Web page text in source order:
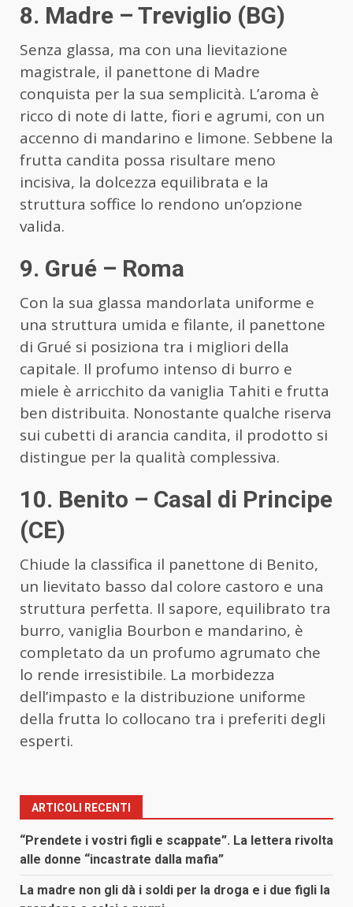
8. Madre – Treviglio (BG)
Senza glassa, ma con una lievitazione
magistrale, il panettone di Madre
conquista per la sua semplicità. L’aroma è
ricco di note di latte, fiori e agrumi, con un
accenno di mandarino e limone. Sebbene la
frutta candita possa risultare meno
incisiva, la dolcezza equilibrata e la
struttura soffice lo rendono un’opzione
valida.
9. Grué – Roma
Con la sua glassa mandorlata uniforme e
una struttura umida e filante, il panettone
di Grué si posiziona tra i migliori della
capitale. Il profumo intenso di burro e
miele è arricchito da vaniglia Tahiti e frutta
ben distribuita. Nonostante qualche riserva
sui cubetti di arancia candita, il prodotto si
distingue per la qualità complessiva.
10. Benito – Casal di Principe
(CE)
Chiude la classifica il panettone di Benito,
un lievitato basso dal colore castoro e una
struttura perfetta. Il sapore, equilibrato tra
burro, vaniglia Bourbon e mandarino, è
completato da un profumo agrumato che
lo rende irresistibile. La morbidezza
dell’impasto e la distribuzione uniforme
della frutta lo collocano tra i preferiti degli
esperti.
ARTICOLI RECENTI
“Prendete i vostri figli e scappate”. La lettera rivolta
alle donne “incastrate dalla mafia”
La madre non gli dà i soldi per la droga e i due figli la